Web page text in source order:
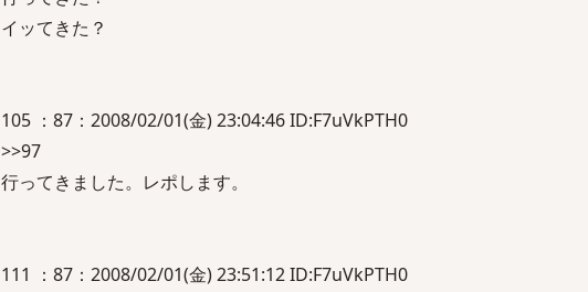
イッてきた？
105 ：87：2008/02/01(金) 23:04:46 ID:F7uVkPTH0
>>97
行ってきました。レポします。
111 ：87：2008/02/01(金) 23:51:12 ID:F7uVkPTH0